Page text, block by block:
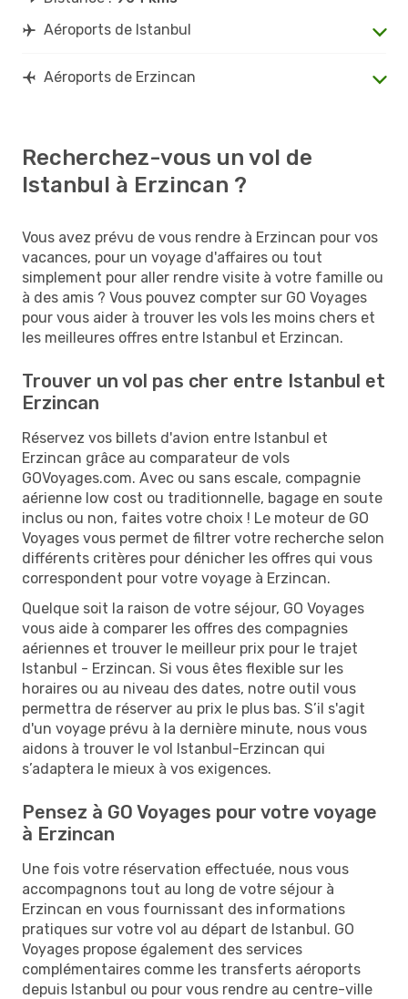
Aéroports de Istanbul
Aéroports de Erzincan
Recherchez-vous un vol de
Istanbul à Erzincan ?
Vous avez prévu de vous rendre à Erzincan pour vos
vacances, pour un voyage d'affaires ou tout
simplement pour aller rendre visite à votre famille ou
à des amis ? Vous pouvez compter sur GO Voyages
pour vous aider à trouver les vols les moins chers et
les meilleures offres entre Istanbul et Erzincan.
Trouver un vol pas cher entre Istanbul et
Erzincan
Réservez vos billets d'avion entre Istanbul et
Erzincan grâce au comparateur de vols
GOVoyages.com. Avec ou sans escale, compagnie
aérienne low cost ou traditionnelle, bagage en soute
inclus ou non, faites votre choix ! Le moteur de GO
Voyages vous permet de filtrer votre recherche selon
différents critères pour dénicher les offres qui vous
correspondent pour votre voyage à Erzincan.
Quelque soit la raison de votre séjour, GO Voyages
vous aide à comparer les offres des compagnies
aériennes et trouver le meilleur prix pour le trajet
Istanbul - Erzincan. Si vous êtes flexible sur les
horaires ou au niveau des dates, notre outil vous
permettra de réserver au prix le plus bas. S’il s'agit
d'un voyage prévu à la dernière minute, nous vous
aidons à trouver le vol Istanbul-Erzincan qui
s’adaptera le mieux à vos exigences.
Pensez à GO Voyages pour votre voyage
à Erzincan
Une fois votre réservation effectuée, nous vous
accompagnons tout au long de votre séjour à
Erzincan en vous fournissant des informations
pratiques sur votre vol au départ de Istanbul. GO
Voyages propose également des services
complémentaires comme les transferts aéroports
depuis Istanbul ou pour vous rendre au centre-ville